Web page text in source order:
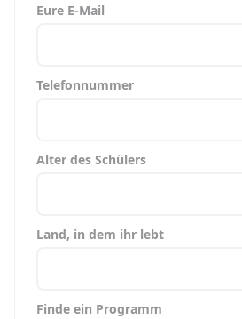
Eure E-Mail
Telefonnummer
Alter des Schülers
Land, in dem ihr lebt
Finde ein Programm